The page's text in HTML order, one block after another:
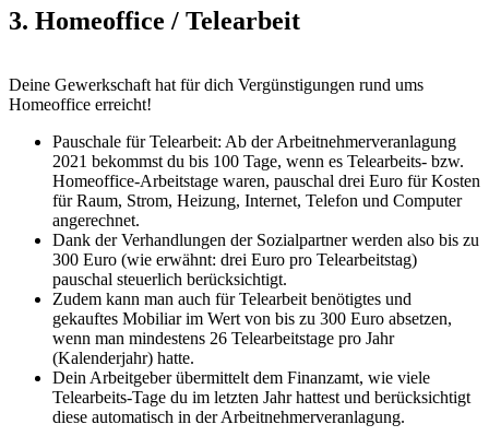
3. Homeoffice / Telearbeit
Deine Gewerkschaft hat für dich Vergünstigungen rund ums
Homeoffice erreicht!
Pauschale für Telearbeit: Ab der Arbeitnehmerveranlagung
2021 bekommst du bis 100 Tage, wenn es Telearbeits- bzw.
Homeoffice-Arbeitstage waren, pauschal drei Euro für Kosten
für Raum, Strom, Heizung, Internet, Telefon und Computer
angerechnet.
Dank der Verhandlungen der Sozialpartner werden also bis zu
300 Euro (wie erwähnt: drei Euro pro Telearbeitstag)
pauschal steuerlich berücksichtigt.
Zudem kann man auch für Telearbeit benötigtes und
gekauftes Mobiliar im Wert von bis zu 300 Euro absetzen,
wenn man mindestens 26 Telearbeitstage pro Jahr
(Kalenderjahr) hatte.
Dein Arbeitgeber übermittelt dem Finanzamt, wie viele
Telearbeits-Tage du im letzten Jahr hattest und berücksichtigt
diese automatisch in der Arbeitnehmerveranlagung.